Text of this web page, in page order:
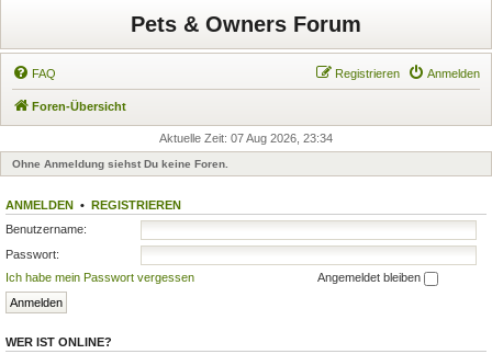
Pets & Owners Forum
FAQ Anmelden
Registrieren
Foren-Übersicht
Aktuelle Zeit: 07 Aug 2026, 23:34
Ohne Anmeldung siehst Du keine Foren.
ANMELDEN • REGISTRIEREN
Benutzername:
Passwort:
Ich habe mein Passwort vergessen
Angemeldet bleiben
WER IST ONLINE?